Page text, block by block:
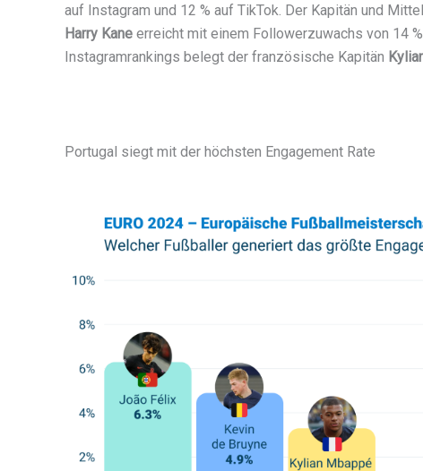
auf Instagram und 12 % auf TikTok. Der Kapitän und
Harry Kane erreicht mit einem Followerzuwachs von 14
Instagramrankings belegt der französische Kapitän
Portugal siegt mit der höchsten Engagement Rate